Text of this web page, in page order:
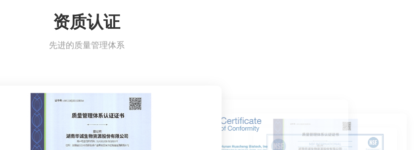
资质认证
先进的质量管理体系